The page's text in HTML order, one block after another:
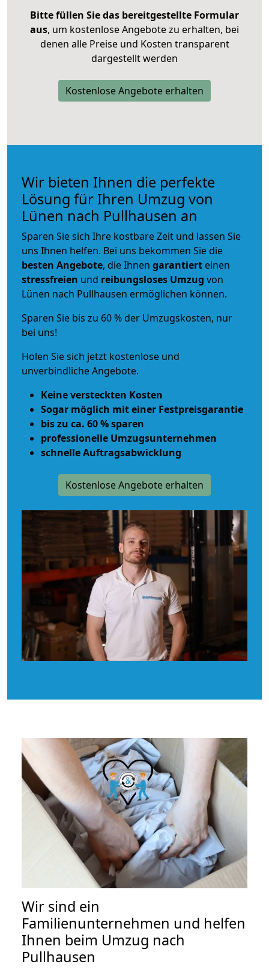
Bitte füllen Sie das bereitgestellte Formular
aus, um kostenlose Angebote zu erhalten, bei
denen alle Preise und Kosten transparent
dargestellt werden
Kostenlose Angebote erhalten
Wir bieten Ihnen die perfekte
Lösung für Ihren Umzug von
Lünen nach Pullhausen an
Sparen Sie sich Ihre kostbare Zeit und lassen Sie
uns Ihnen helfen. Bei uns bekommen Sie die
besten Angebote, die Ihnen garantiert einen
stressfreien und reibungsloses Umzug von
Lünen nach Pullhausen ermöglichen können.
Sparen Sie bis zu 60 % der Umzugskosten, nur
bei uns!
Holen Sie sich jetzt kostenlose und
unverbindliche Angebote.
Keine versteckten Kosten
Sogar möglich mit einer Festpreisgarantie
bis zu ca. 60 % sparen
professionelle Umzugsunternehmen
schnelle Auftragsabwicklung
Kostenlose Angebote erhalten
Wir sind ein
Familienunternehmen und helfen
Ihnen beim Umzug nach
Pullhausen